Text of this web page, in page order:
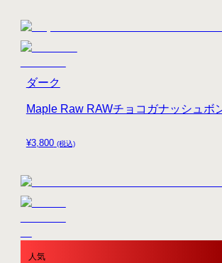
¥3,800 (税込)
Maple Raw RAWチョコガナッシュボ
ダーク
人気